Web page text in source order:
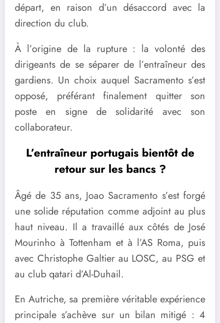
départ, en raison d’un désaccord avec la
direction du club.
À l’origine de la rupture : la volonté des
dirigeants de se séparer de l’entraîneur des
gardiens. Un choix auquel Sacramento s’est
opposé, préférant finalement quitter son
poste en signe de solidarité avec son
collaborateur.
L’entraîneur portugais bientôt de
retour sur les bancs ?
Âgé de 35 ans, Joao Sacramento s’est forgé
une solide réputation comme adjoint au plus
haut niveau. Il a travaillé aux côtés de José
Mourinho à Tottenham et à l’AS Roma, puis
avec Christophe Galtier au LOSC, au PSG et
au club qatari d’Al-Duhail.
En Autriche, sa première véritable expérience
principale s’achève sur un bilan mitigé : 4